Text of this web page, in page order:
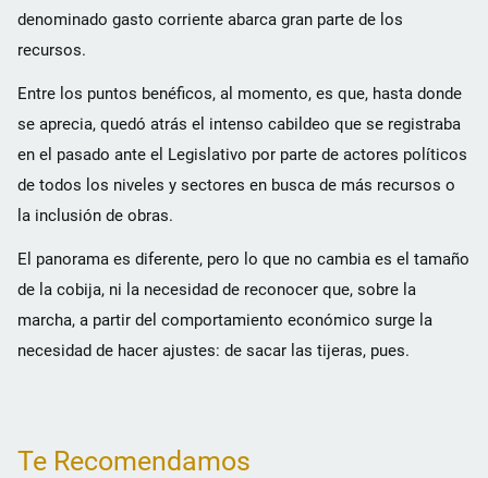
denominado gasto corriente abarca gran parte de los
recursos.
Entre los puntos benéficos, al momento, es que, hasta donde
se aprecia, quedó atrás el intenso cabildeo que se registraba
en el pasado ante el Legislativo por parte de actores políticos
de todos los niveles y sectores en busca de más recursos o
la inclusión de obras.
El panorama es diferente, pero lo que no cambia es el tamaño
de la cobija, ni la necesidad de reconocer que, sobre la
marcha, a partir del comportamiento económico surge la
necesidad de hacer ajustes: de sacar las tijeras, pues.
Te Recomendamos